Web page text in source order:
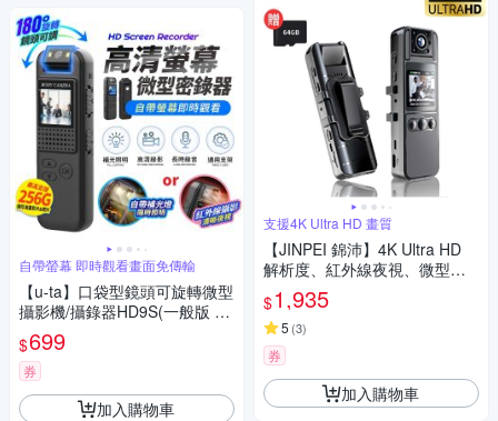
自帶螢幕 即時觀看畫面免傳輸
【u-ta】口袋型鏡頭可旋轉微型
攝影機/攝錄器HD9S(一般版 10
80P 白光全彩 紅外線夜視 可
選)
$699
券
加入購物車
支援4K Ultra HD 畫質
【JINPEI 錦沛】4K Ultra HD
解析度、紅外線夜視、微型攝
影機 、密錄器、自行車 機車行
車紀錄 (贈64GB) JS-06B-2
$1,935
5 (3)
券
加入購物車